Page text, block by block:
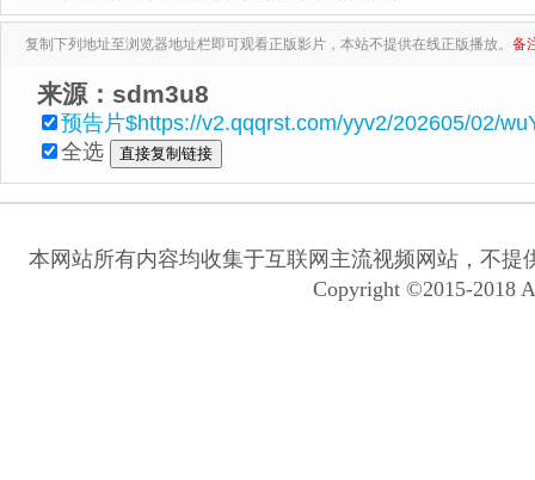
复制下列地址至浏览器地址栏即可观看正版影片，本站不提供在线正版播放。 备
来源：sdm3u8
预告片$https://v2.qqqrst.com/yyv2/202605/02/
全选
本网站所有内容均收集于互联网主流视频网站，不
Copyright ©2015-2018